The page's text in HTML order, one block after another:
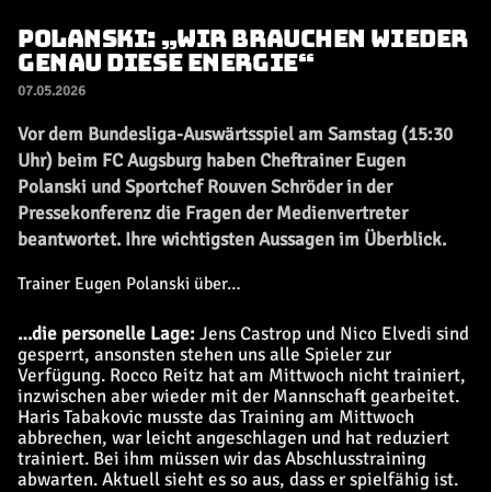
POLANSKI: „WIR BRAUCHEN WIEDER
GENAU DIESE ENERGIE“
07.05.2026
Vor dem Bundesliga-Auswärtsspiel am Samstag (15:30
Uhr) beim FC Augsburg haben Cheftrainer Eugen
Polanski und Sportchef Rouven Schröder in der
Pressekonferenz die Fragen der Medienvertreter
beantwortet. Ihre wichtigsten Aussagen im Überblick.
Trainer Eugen Polanski über…
…die personelle Lage:Jens Castrop und Nico Elvedi sind
gesperrt, ansonsten stehen uns alle Spieler zur
Verfügung. Rocco Reitz hat am Mittwoch nicht trainiert,
inzwischen aber wieder mit der Mannschaft gearbeitet.
Haris Tabakovic musste das Training am Mittwoch
abbrechen, war leicht angeschlagen und hat reduziert
trainiert. Bei ihm müssen wir das Abschlusstraining
abwarten. Aktuell sieht es so aus, dass er spielfähig ist.